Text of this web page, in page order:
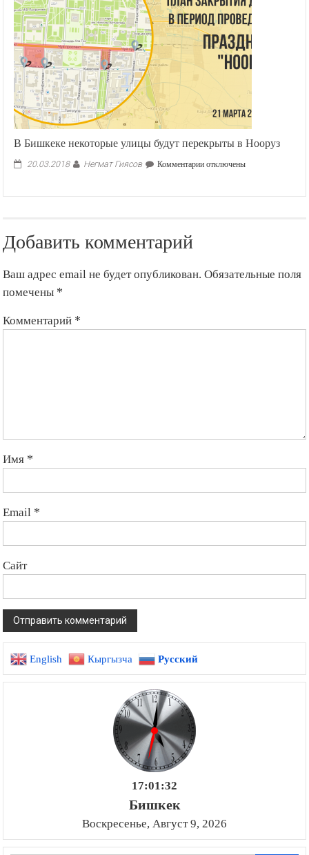
В Бишкеке некоторые улицы будут перекрыты в Нооруз
20.03.2018 Негмат Гиясов Комментариик
Нооруз
отключены
Добавить комментарий
Ваш адрес email не будет опубликован. Обязательные поля
помечены *
Комментарий *
Имя *
Email *
Сайт
English Кыргызча Русский
17:01:33
Бишкек
Воскресенье, Август 9, 2026